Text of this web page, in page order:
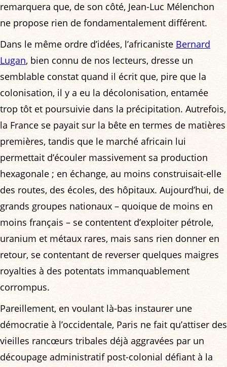
remarquera que, de son côté, Jean-Luc Mélenchon
ne propose rien de fondamentalement différent.
Dans le même ordre d’idées, l’africaniste Bernard
Lugan, bien connu de nos lecteurs, dresse un
semblable constat quand il écrit que, pire que la
colonisation, il y a eu la décolonisation, entamée
trop tôt et poursuivie dans la précipitation. Autrefois,
la France se payait sur la bête en termes de matières
premières, tandis que le marché africain lui
permettait d’écouler massivement sa production
hexagonale ; en échange, au moins construisait-elle
des routes, des écoles, des hôpitaux. Aujourd’hui, de
grands groupes nationaux – quoique de moins en
moins français – se contentent d’exploiter pétrole,
uranium et métaux rares, mais sans rien donner en
retour, se contentant de reverser quelques maigres
royalties à des potentats immanquablement
corrompus.
Pareillement, en voulant là-bas instaurer une
démocratie à l’occidentale, Paris ne fait qu’attiser des
vieilles rancœurs tribales déjà aggravées par un
découpage administratif post-colonial défiant à la